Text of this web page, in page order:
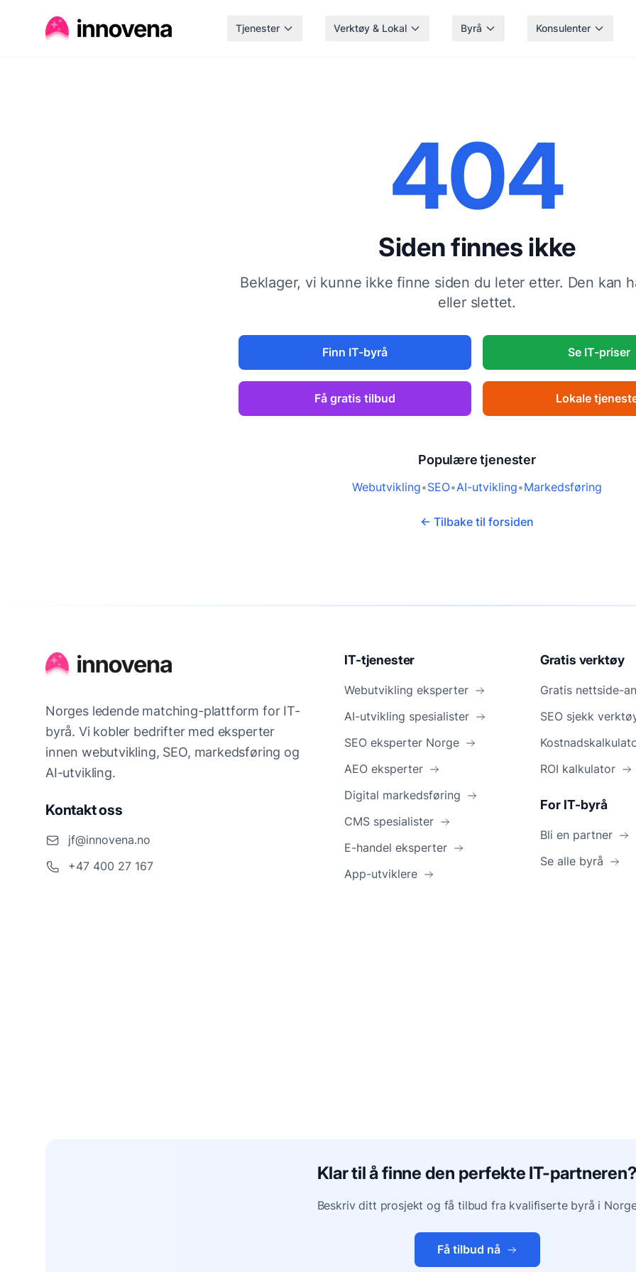
Tjenester Verktøy & Lokal Byrå Konsulenter
404
Siden finnes ikke
Beklager, vi kunne ikke finne siden du leter etter. Den kan
eller slettet.
Finn IT-byrå Se IT-priser
Få gratis tilbud Lokale
Populære tjenester
Webutvikling•SEO•AI-utvikling•Markedsføring
← Tilbake til forsiden
Norges ledende matching-plattform for IT-
byrå. Vi kobler bedrifter med eksperter
innen webutvikling, SEO, markedsføring og
AI-utvikling.
Kontakt oss
jf@innovena.no
+47 400 27 167
IT-tjenester
Webutvikling eksperter
AI-utvikling spesialister
SEO eksperter Norge
AEO eksperter
Digital markedsføring
CMS spesialister
E-handel eksperter
App-utviklere
Gratis verktøy
Gratis nettside-
SEO sjekk
ROI kalkulator
For IT-byrå
Bli en partner
Se alle byrå
Klar til å finne den perfekte IT-
Beskriv ditt prosjekt og få tilbud fra kvalifiserte byrå i
Få tilbud nå